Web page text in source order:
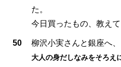
た。
今日買ったもの、教えて
50 柳沢小実さんと銀座へ、
大人の身だしなみをそろえ